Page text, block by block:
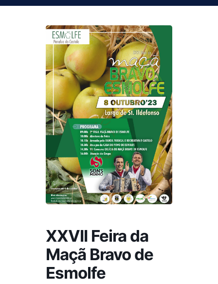
XXVII Feira da
Maçã Bravo de
Esmolfe